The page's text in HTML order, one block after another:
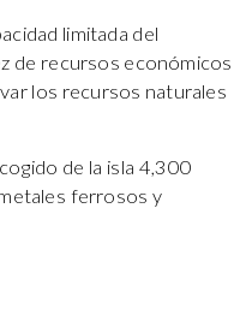
limitada del
de recursos económicos
los recursos naturales
de la isla 4,300
ferrosos y